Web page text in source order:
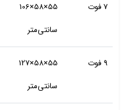
7 فوت
55×58×106
سانتی‌متر
9 فوت
55×58×127
سانتی‌متر